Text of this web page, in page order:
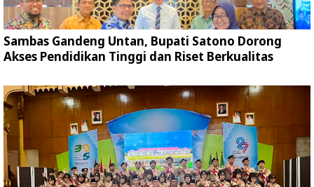
Sambas Gandeng Untan, Bupati Satono Dorong
Akses Pendidikan Tinggi dan Riset Berkualitas